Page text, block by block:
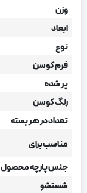
وزن
ابعاد
نوع
فرم کوسن
پر شده
رنگ کوسن
تعداد در هر بسته
مناسب برای
جنس پارچه محصول
شستشو